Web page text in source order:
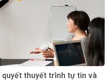
quyết thuyết trình tự tin và